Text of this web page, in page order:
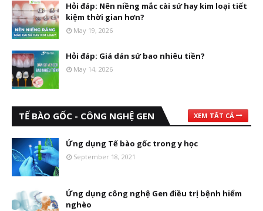
Hỏi đáp: Nên niềng mắc cài sứ hay kim loại tiết
kiệm thời gian hơn?
May 19, 2026
Hỏi đáp: Giá dán sứ bao nhiêu tiền?
May 14, 2026
TẾ BÀO GỐC - CÔNG NGHỆ GEN XEM TẤT CẢ
Ứng dụng Tế bào gốc trong y học
September 18, 2021
Ứng dụng công nghệ Gen điều trị bệnh hiểm
nghèo